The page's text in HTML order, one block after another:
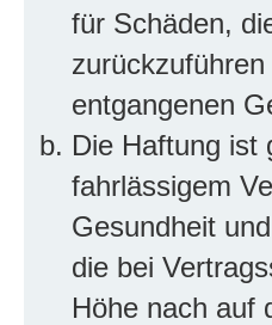
für Schäden,
entgangenen
Die Haftung ist
fahrlässigem
Gesundheit
die bei
Höhe nach auf